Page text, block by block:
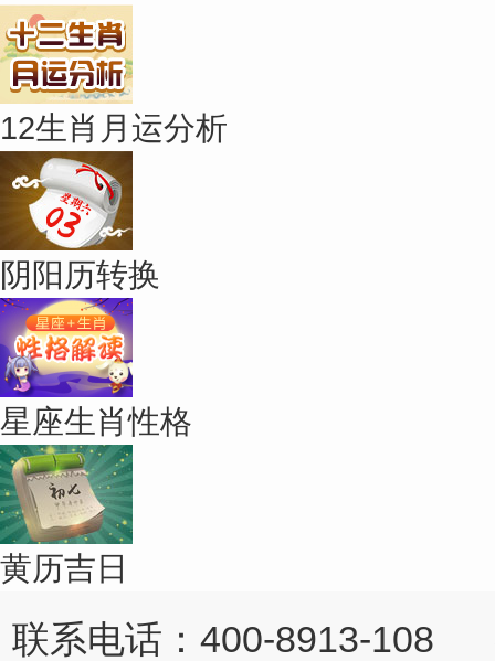
12生肖月运分析
阴阳历转换
星座生肖性格
黄历吉日
联系电话：400-8913-108